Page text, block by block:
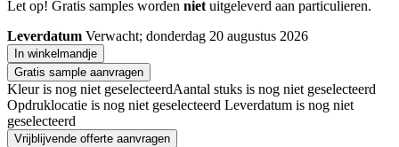
Let op! Gratis samples worden niet uitgeleverd aan particulieren.
Leverdatum Verwacht; donderdag 20 augustus 2026
In winkelmandje
Gratis sample aanvragen
Kleur is nog niet geselecteerdAantal stuks is nog niet geselecteerd
Opdruklocatie is nog niet geselecteerd Leverdatum is nog niet
geselecteerd
Vrijblijvende offerte aanvragen